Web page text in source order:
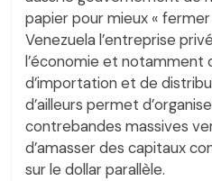
papier pour mieux «
Venezuela l’entreprise
l’économie et notamment
d’importation et de
d’ailleurs permet
contrebandes massives
d’amasser des capitaux
sur le dollar parallèle.